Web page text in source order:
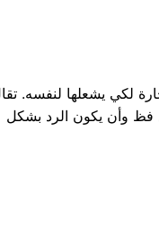
لكي يشعلها لنفسه.
فظ وأن يكون الرد بشكل